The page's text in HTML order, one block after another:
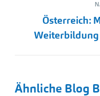
Österreich:
Weiterbildung
Ähnliche Blog